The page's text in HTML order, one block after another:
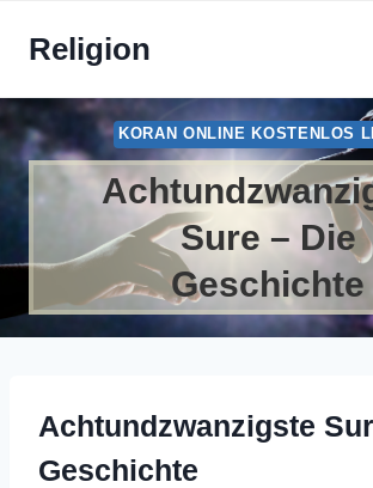
InhaltReligion
KORAN ONLINE KOSTENLOS
Sure – Die
Geschichte
Achtundzwanzigste
Geschichte